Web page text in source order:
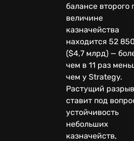
балансе второго
величине
казначейства
находится 52
($4,7 млрд) —
чем в 11 раз
чем у Strategy.
Растущий разрыв
ставит под
устойчивость
небольших
казначейств,